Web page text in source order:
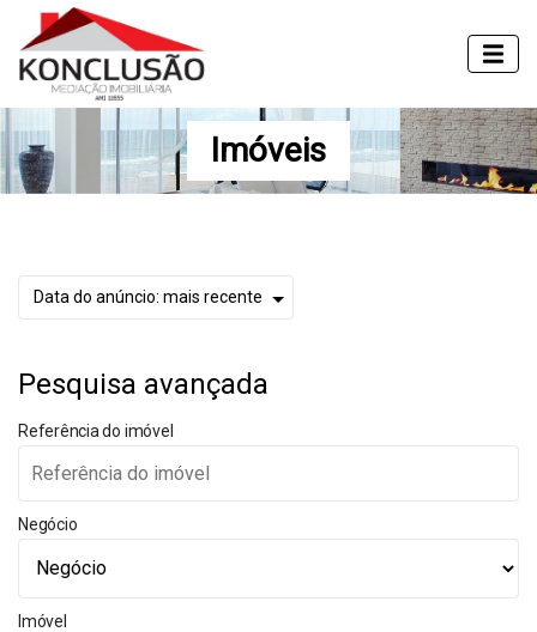
Imóveis
Pesquisa avançada
Referência do imóvel
Negócio
Imóvel